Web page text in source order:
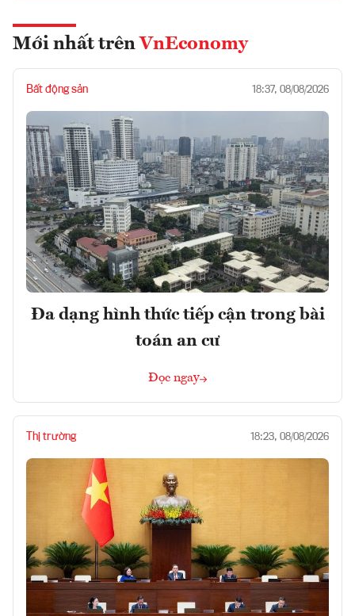
Mới nhất trên VnEconomy
Bất động sản 18:37, 08/08/2026
Đa dạng hình thức tiếp cận trong bài
toán an cư
Đọc ngay
Thị trường 18:23, 08/08/2026